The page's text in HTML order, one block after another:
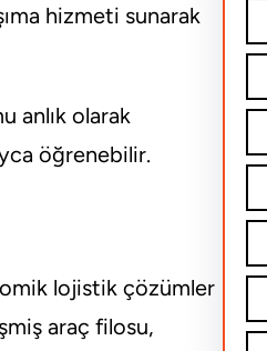
hizmeti sunarak
anlık olarak
öğrenebilir.
lojistik çözümler
araç filosu,